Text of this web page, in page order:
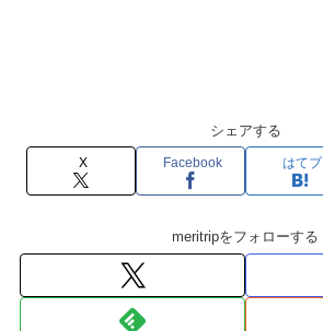
シェアする
X Facebook はてブ
meritripをフォローする